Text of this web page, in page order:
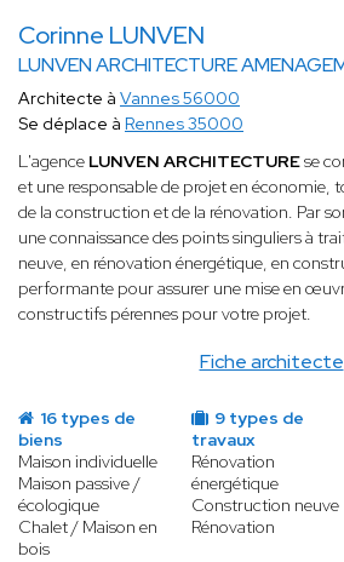
Corinne LUNVEN
LUNVEN ARCHITECTURE
Fiche architecte
Architecte à Vannes 56000
Se déplace à Rennes 35000
L'agence LUNVEN ARCHITECTUREse
et une responsable de projet en économie,
de la construction et de la rénovation. Par
une connaissance des points singuliers à
neuve, en rénovation énergétique, en
performante pour assurer une mise en
constructifs pérennes pour votre projet.
16 types de
biens
Maison individuelle
Maison passive /
écologique
Chalet / Maison en
bois
9 types de
travaux
Rénovation
énergétique
Construction neuve
Rénovation